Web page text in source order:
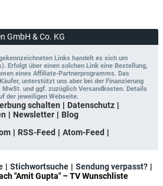
GmbH & Co. KG
Links handelt es sich um
Erfolgt über einen solchen Link eine Bestellung,
eines Affiliate-Partnerprogramms. Das
unterstützt uns aber bei der Finanzierung
und ggf. zuzüglich Versandkosten. Details
der jeweiligen Webseite.
schalten
Datenschutz
Newsletter
Blog
RSS-Feed
Atom-Feed
Stichwortsuche
Sendung verpasst?
"Amit Gupta" – TV Wunschliste